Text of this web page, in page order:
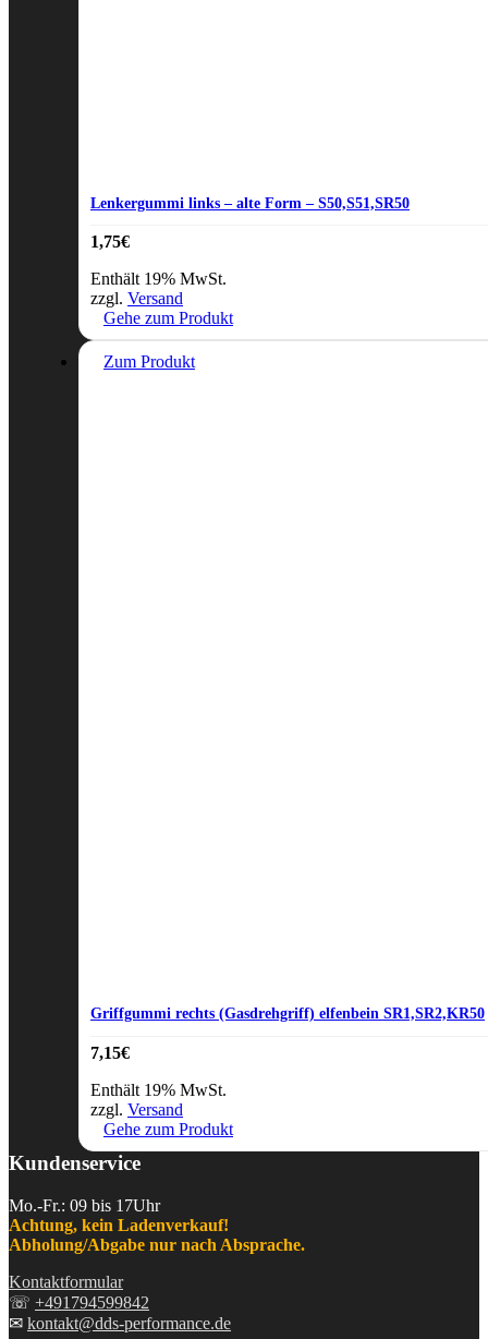
Lenkergummi links – alte Form – S50,S51,SR50
1,75€
Enthält 19% MwSt.
zzgl. Versand
Gehe zum Produkt
Zum Produkt
Griffgummi rechts (Gasdrehgriff) elfenbein SR1,SR2,KR50
7,15€
Enthält 19% MwSt.
zzgl. Versand
Gehe zum Produkt
Kundenservice
Mo.-Fr.: 09 bis 17Uhr
Achtung, kein Ladenverkauf!
Abholung/Abgabe nur nach Absprache.
Kontaktformular
☏ +491794599842
✉ kontakt@dds-performance.de